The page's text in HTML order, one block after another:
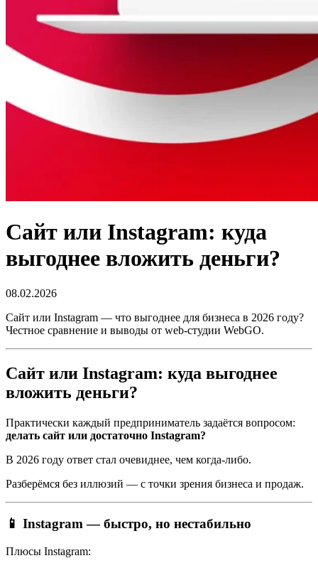
Сайт или Instagram: куда
выгоднее вложить деньги?
08.02.2026
Сайт или Instagram — что выгоднее для бизнеса в 2026 году?
Честное сравнение и выводы от web-студии WebGO.
Сайт или Instagram: куда выгоднее
вложить деньги?
Практически каждый предприниматель задаётся вопросом:
делать сайт или достаточно Instagram?
В 2026 году ответ стал очевиднее, чем когда-либо.
Разберёмся без иллюзий — с точки зрения бизнеса и продаж.
📱 Instagram — быстро, но нестабильно
Плюсы Instagram: